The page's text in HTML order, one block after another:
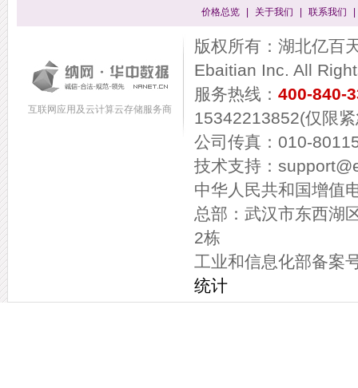
价格总览 关于我们 联系我们
互联网应用及云计算云存储服务商
版权所有：湖北亿百
Ebaitian Inc. All
服务热线： 400-840-
15342213852(仅限
公司传真：010-
技术支持：
中华人民共和国增值
总部：武汉市东西湖
2栋
工业和信息化部备案
统计